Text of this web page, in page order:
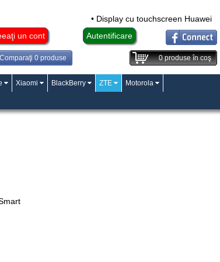
• Display cu touchscreen Huawei
un cont
Autentificare
0 produse 0produse în coş
Xiaomi BlackBerry ZTE Motorola